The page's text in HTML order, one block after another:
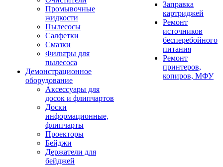
Промывочные
жидкости
Пылесосы
Салфетки
Смазки
Фильтры для
пылесоса
Демонстрационное
оборудование
Аксессуары для
досок и флипчартов
Доски
информационные,
флипчарты
Проекторы
Бейджи
Держатели для
бейджей
Заправка
картриджей
Ремонт
источников
бесперебойного
питания
Ремонт
принтеров,
копиров, МФУ